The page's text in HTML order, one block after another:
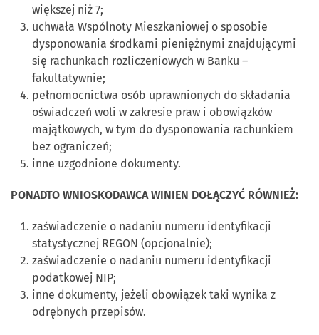
większej niż 7;
uchwała Wspólnoty Mieszkaniowej o sposobie
dysponowania środkami pieniężnymi znajdującymi
się rachunkach rozliczeniowych w Banku –
fakultatywnie;
pełnomocnictwa osób uprawnionych do składania
oświadczeń woli w zakresie praw i obowiązków
majątkowych, w tym do dysponowania rachunkiem
bez ograniczeń;
inne uzgodnione dokumenty.
PONADTO WNIOSKODAWCA WINIEN DOŁĄCZYĆ RÓWNIEŻ:
zaświadczenie o nadaniu numeru identyfikacji
statystycznej REGON (opcjonalnie);
zaświadczenie o nadaniu numeru identyfikacji
podatkowej NIP;
inne dokumenty, jeżeli obowiązek taki wynika z
odrębnych przepisów.